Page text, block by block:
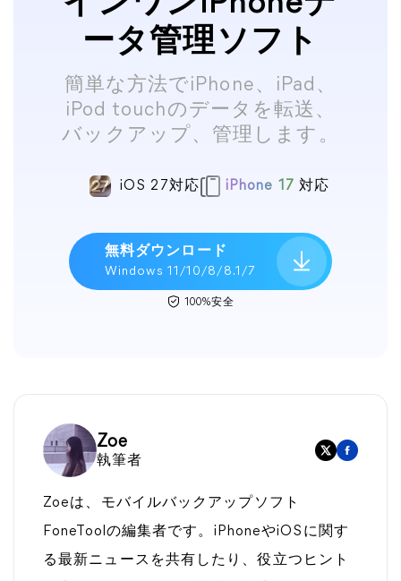
ータ管理ソフト
簡単な方法でiPhone、iPad、
iPod touchのデータを転送、
バックアップ、管理します。
iOS 27対応 iPhone 17 対応
無料ダウンロード
Windows 11/10/8/8.1/7
100%安全
Zoe
執筆者
Zoeは、モバイルバックアップソフト
FoneToolの編集者です。iPhoneやiOSに関す
る最新ニュースを共有したり、役立つヒント